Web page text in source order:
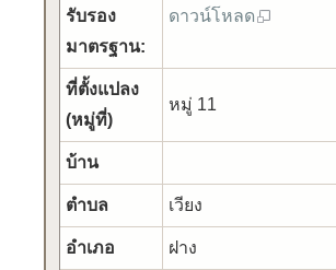
รับรอง
มาตรฐาน:
ดาวน์โหลด
ที่ตั้งแปลง
(หมู่ที่)
หมู่ 11
บ้าน
ตำบล เวียง
อำเภอ ฝาง